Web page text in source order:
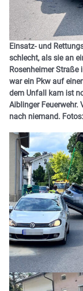
Einsatz- und
schlecht, als sie an
Rosenheimer Straße
war ein Pkw auf
dem Unfall kam ist
Aiblinger Feuerwehr.
nach niemand.